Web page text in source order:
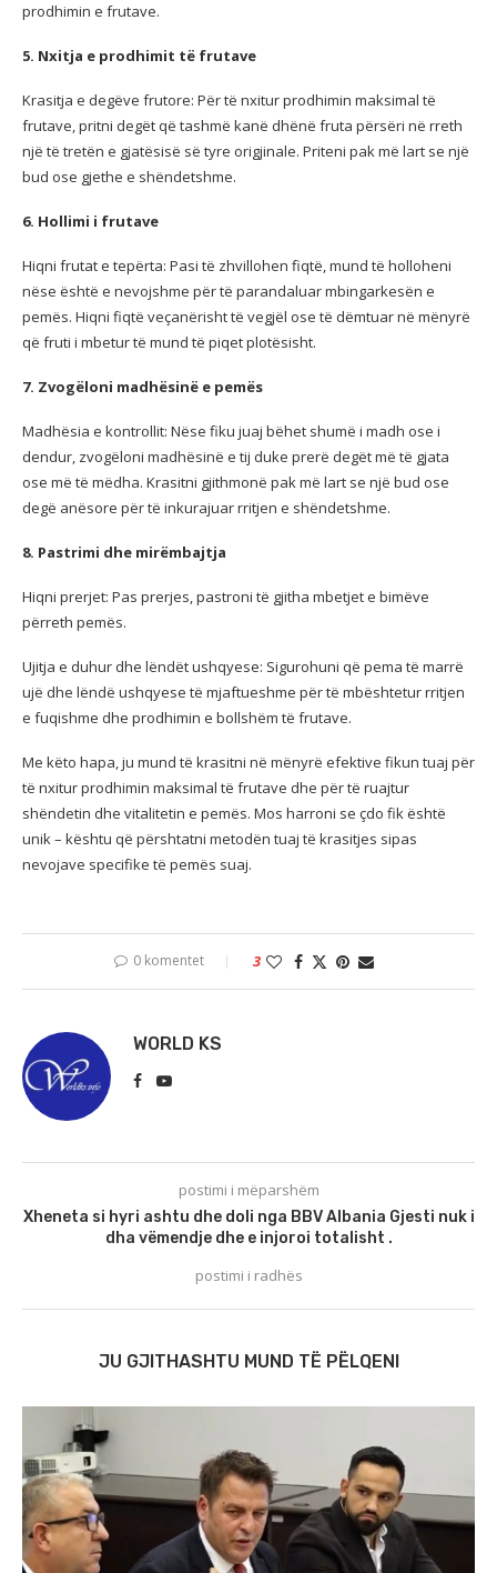
prodhimin e frutave.
5. Nxitja e prodhimit të frutave
Krasitja e degëve frutore: Për të nxitur prodhimin maksimal të
frutave, pritni degët që tashmë kanë dhënë fruta përsëri në rreth
një të tretën e gjatësisë së tyre origjinale. Priteni pak më lart se një
bud ose gjethe e shëndetshme.
6. Hollimi i frutave
Hiqni frutat e tepërta: Pasi të zhvillohen fiqtë, mund të holloheni
nëse është e nevojshme për të parandaluar mbingarkesën e
pemës. Hiqni fiqtë veçanërisht të vegjël ose të dëmtuar në mënyrë
që fruti i mbetur të mund të piqet plotësisht.
7. Zvogëloni madhësinë e pemës
Madhësia e kontrollit: Nëse fiku juaj bëhet shumë i madh ose i
dendur, zvogëloni madhësinë e tij duke prerë degët më të gjata
ose më të mëdha. Krasitni gjithmonë pak më lart se një bud ose
degë anësore për të inkurajuar rritjen e shëndetshme.
8. Pastrimi dhe mirëmbajtja
Hiqni prerjet: Pas prerjes, pastroni të gjitha mbetjet e bimëve
përreth pemës.
Ujitja e duhur dhe lëndët ushqyese: Sigurohuni që pema të marrë
ujë dhe lëndë ushqyese të mjaftueshme për të mbështetur rritjen
e fuqishme dhe prodhimin e bollshëm të frutave.
Me këto hapa, ju mund të krasitni në mënyrë efektive fikun tuaj për
të nxitur prodhimin maksimal të frutave dhe për të ruajtur
shëndetin dhe vitalitetin e pemës. Mos harroni se çdo fik është
unik – kështu që përshtatni metodën tuaj të krasitjes sipas
nevojave specifike të pemës suaj.
0 komentet 3
WORLD KS
postimi i mëparshëm
Xheneta si hyri ashtu dhe doli nga BBV Albania Gjesti nuk i
dha vëmendje dhe e injoroi totalisht .
postimi i radhës
JU GJITHASHTU MUND TË PËLQENI